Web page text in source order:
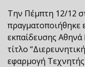
Την Πέμπτη 12/12
εκπαίδευσης
τίτλο
εφαρμογή